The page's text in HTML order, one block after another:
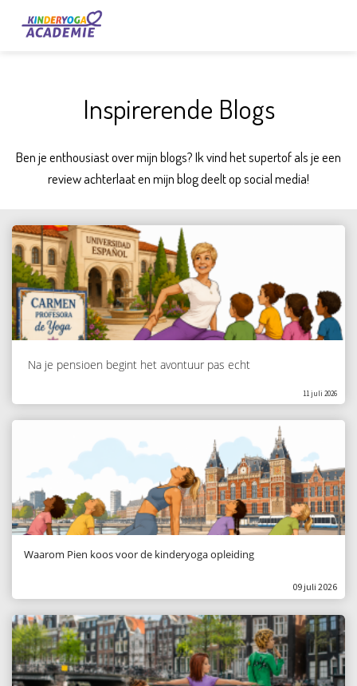
Inspirerende Blogs
Ben je enthousiast over mijn blogs? Ik vind het supertof als je een
review achterlaat en mijn blog deelt op social media!
Na je pensioen begint het avontuur pas echt
11 juli 2026
Waarom Pien koos voor de kinderyoga opleiding
09 juli 2026